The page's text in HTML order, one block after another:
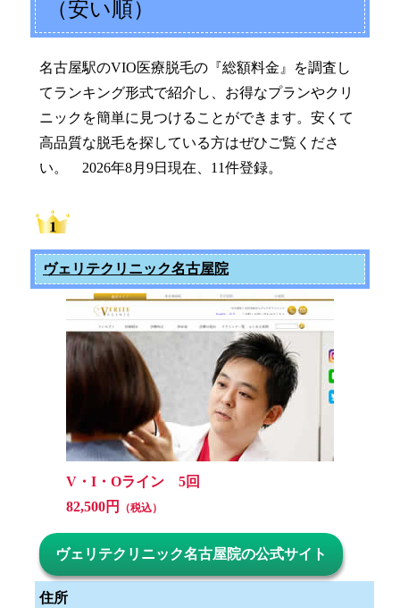
（安い順）
名古屋駅のVIO医療脱毛の『総額料金』を調査し
てランキング形式で紹介し、お得なプランやクリ
ニックを簡単に見つけることができます。安くて
高品質な脱毛を探している方はぜひご覧くださ
い。 2026年8月9日現在、11件登録。
ヴェリテクリニック名古屋院
V・I・Oライン 5回
82,500円
（税込）
ヴェリテクリニック名古屋院の公式サイト
住所